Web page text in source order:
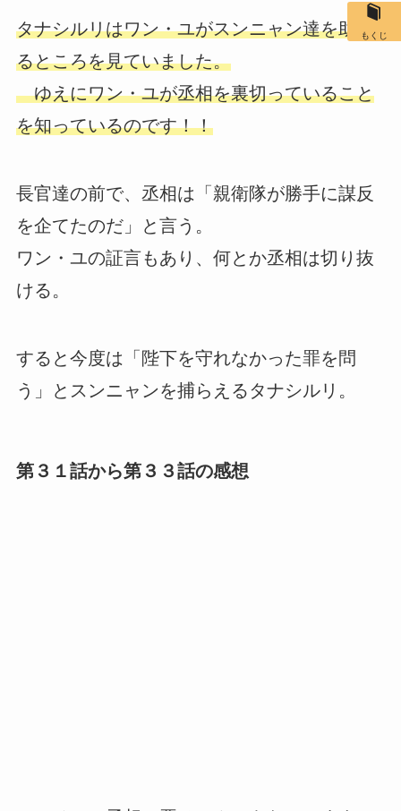
タナシルリはワン・ユがスンニャン達を助け
るところを見ていました。
ゆえにワン・ユが丞相を裏切っていること
を知っているのです！！
長官達の前で、丞相は「親衛隊が勝手に謀反
を企てたのだ」と言う。
ワン・ユの証言もあり、何とか丞相は切り抜
ける。
すると今度は「陛下を守れなかった罪を問
う」とスンニャンを捕らえるタナシルリ。
第３１話から第３３話の感想
もくじ